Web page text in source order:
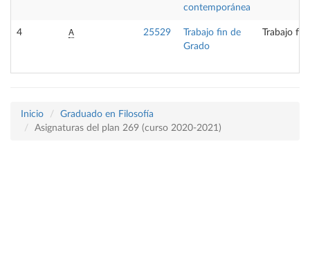
contemporánea
4 A 25529
Trabajo fin de
Grado
Trabajo
Inicio
Graduado en Filosofía
Asignaturas del plan 269 (curso 2020-2021)